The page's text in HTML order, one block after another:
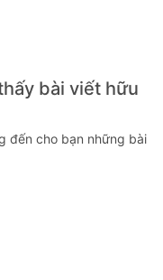
bài viết hữu
đến cho bạn những bài